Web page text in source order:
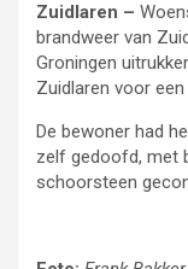
Zuidlaren –
brandweer van
Groningen
Zuidlaren voor
De bewoner had
zelf gedoofd, met
schoorsteen